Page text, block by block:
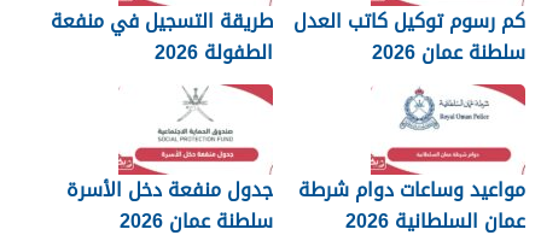
كم رسوم توكيل كاتب العدل
سلطنة عمان 2026
طريقة التسجيل في منفعة
الطفولة 2026
مواعيد وساعات دوام شرطة
عمان السلطانية 2026
جدول منفعة دخل الأسرة
سلطنة عمان 2026